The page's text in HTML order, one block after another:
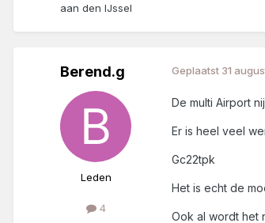
aan den IJssel
Berend.g
Leden
4
Geplaatst 31
De multi Airport
Er is heel veel
Gc22tpk
Het is echt de
Ook al wordt het